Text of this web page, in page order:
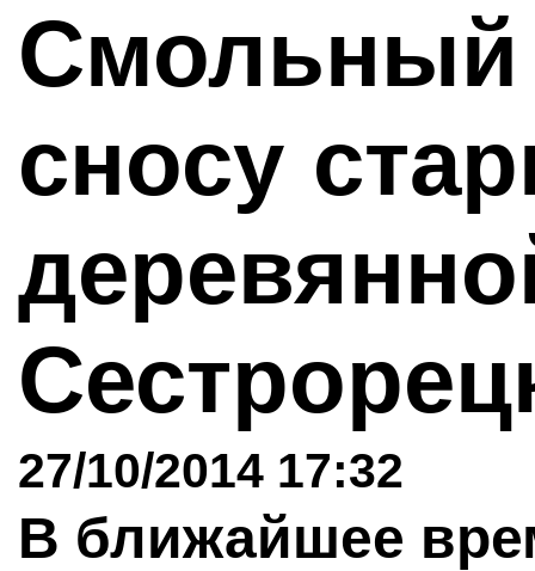
Смольный
сносу
27/10/2014 17:32
В ближайшее